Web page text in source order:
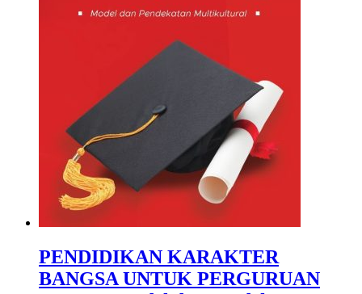
PENDIDIKAN KARAKTER
BANGSA UNTUK PERGURUAN